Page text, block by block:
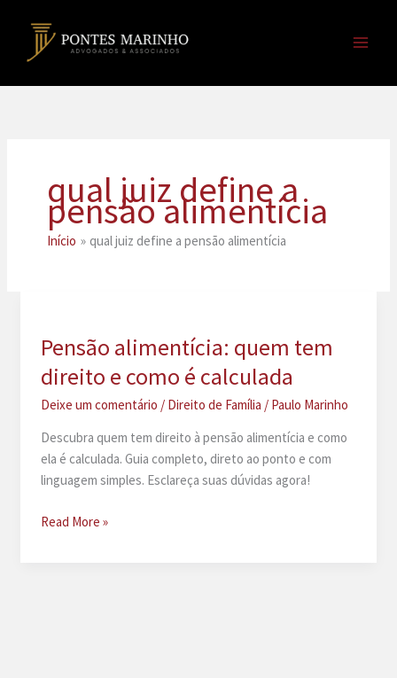
qual juiz define a
pensão alimentícia
Início qual juiz define a pensão alimentícia
Pensão alimentícia: quem tem
direito e como é calculada
Deixe um comentário / Direito de Família / Paulo Marinho
Descubra quem tem direito à pensão alimentícia e como
ela é calculada. Guia completo, direto ao ponto e com
linguagem simples. Esclareça suas dúvidas agora!
Pensão
Read More »